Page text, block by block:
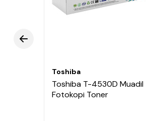
Toshiba
Toshiba T-4530D Muadil
Fotokopi Toner